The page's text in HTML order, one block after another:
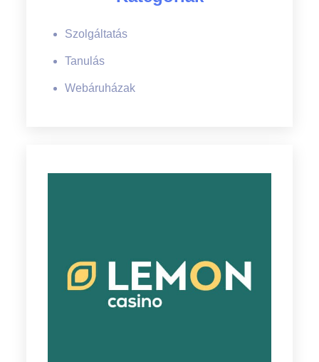
Szolgáltatás
Tanulás
Webáruházak